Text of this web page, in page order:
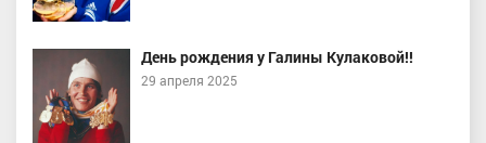
День рождения у Галины Кулаковой!!
29 апреля 2025